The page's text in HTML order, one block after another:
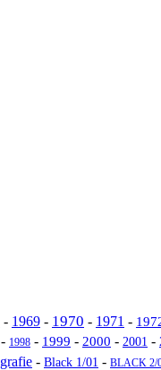
- 1969 - 1970 - 1971 -
- 1998 - 1999 - 2000 - 2001 -
- Black 1/01 - BLACK 2/